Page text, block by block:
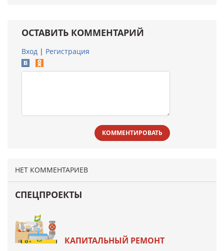
ОСТАВИТЬ КОММЕНТАРИЙ
Вход | Регистрация
КОММЕНТИРОВАТЬ
НЕТ КОММЕНТАРИЕВ
СПЕЦПРОЕКТЫ
КАПИТАЛЬНЫЙ РЕМОНТ